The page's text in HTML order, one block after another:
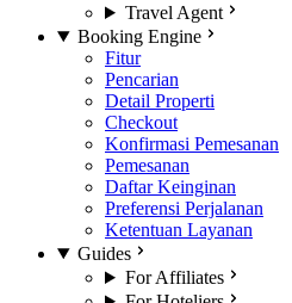
Travel Agent
Booking Engine
Fitur
Pencarian
Detail Properti
Checkout
Konfirmasi Pemesanan
Pemesanan
Daftar Keinginan
Preferensi Perjalanan
Ketentuan Layanan
Guides
For Affiliates